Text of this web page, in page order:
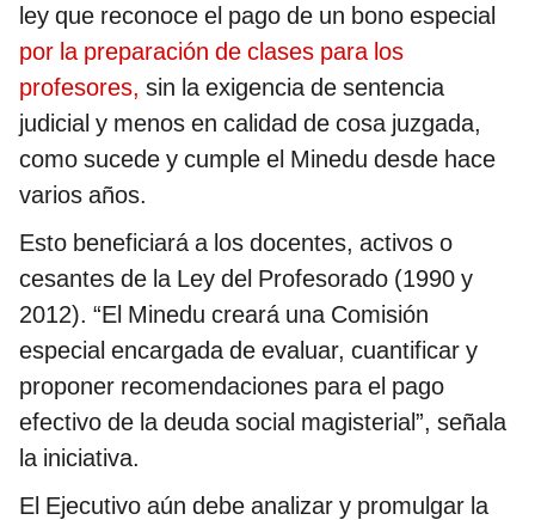
ley que reconoce el pago de un bono especial
por la preparación de clases para los
profesores, sin la exigencia de sentencia
judicial y menos en calidad de cosa juzgada,
como sucede y cumple el Minedu desde hace
varios años.
Esto beneficiará a los docentes, activos o
cesantes de la Ley del Profesorado (1990 y
2012). “El Minedu creará una Comisión
especial encargada de evaluar, cuantificar y
proponer recomendaciones para el pago
efectivo de la deuda social magisterial”, señala
la iniciativa.
El Ejecutivo aún debe analizar y promulgar la